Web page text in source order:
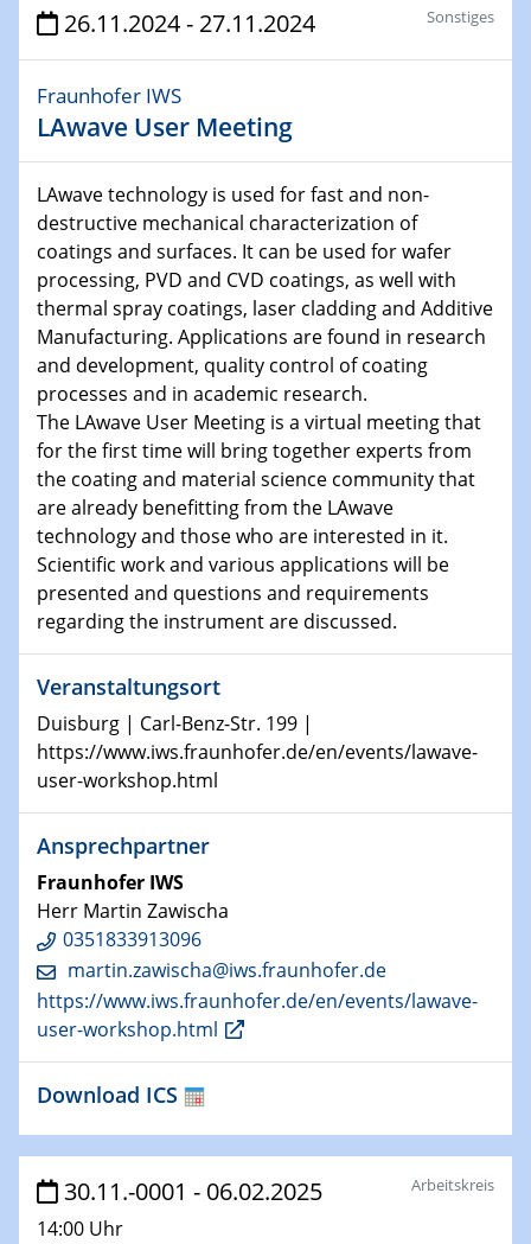
Veranstaltungen
SFB/TRR 247 Seminar
09.01.2024
Kolloquium CRC 1242
15.01.2024
Bewerbungsvorrtag Besetzung W3-Professur
Technische Chemie – Technisch-Makromolekulare
Chemie für die Wasserforschung
23.01.2024
Kolloquium CRC 1242
23.01.2024
Kolloquium CRC 1242
24.01.2024
Bewerbungsvorrtag Besetzung W3-Professur
Technische Chemie – Technisch-Makromolekulare
Chemie für die Wasserforschung
29.01.2024
Bewerbungsvorrtag Besetzung W3-Professur
Technische Chemie – Technisch-Makromolekulare
Chemie für die Wasserforschung
29.01.2024
Bewerbungsvorrtag Besetzung W3-Professur
Technische Chemie – Technisch-Makromolekulare
Chemie für die Wasserforschung
Bewerbungsvorrtag Besetzung W3-Professur
Technische Chemie – Technisch-Makromolekulare
Chemie für die Wasserforschung
30.01.2024
MATURE
31.01.2024
ICAN Nutzertreffen
26.11.2024 - 27.11.2024 Sonstiges
Fraunhofer IWS
LAwave User Meeting
LAwave technology is used for fast and non-
destructive mechanical characterization of
coatings and surfaces. It can be used for wafer
processing, PVD and CVD coatings, as well with
thermal spray coatings, laser cladding and Additive
Manufacturing. Applications are found in research
and development, quality control of coating
processes and in academic research.
The LAwave User Meeting is a virtual meeting that
for the first time will bring together experts from
the coating and material science community that
are already benefitting from the LAwave
technology and those who are interested in it.
Scientific work and various applications will be
presented and questions and requirements
regarding the instrument are discussed.
Veranstaltungsort
Duisburg | Carl-Benz-Str. 199 |
https://www.iws.fraunhofer.de/en/events/lawave-
user-workshop.html
Ansprechpartner
Fraunhofer IWS
Herr Martin Zawischa
0351833913096
martin.zawischa@​iws.fraunhofer.de
https://www.iws.fraunhofer.de/en/events/lawave-
user-workshop.html
Download ICS
30.11.-0001 - 06.02.2025
14:00 Uhr
Arbeitskreis